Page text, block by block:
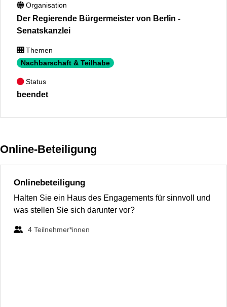
Organisation
Der Regierende Bürgermeister von Berlin -
Senatskanzlei
Themen
Nachbarschaft & Teilhabe
Status
beendet
Online-Beteiligung
Onlinebeteiligung
Halten Sie ein Haus des Engagements für sinnvoll und
was stellen Sie sich darunter vor?
4 Teilnehmer*innen